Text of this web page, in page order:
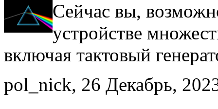
Сейчас вы,
устройстве
включая тактовый
pol_nick, 26 Декабрь,